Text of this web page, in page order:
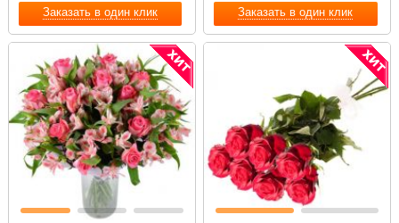
Заказать в один клик Заказать в один клик